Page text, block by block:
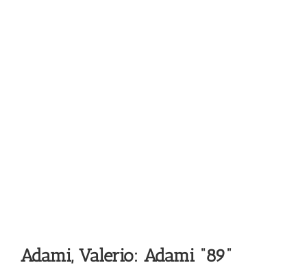
Adami, Valerio: Adami “89”